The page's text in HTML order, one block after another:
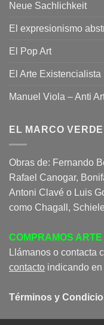
Neue Sachlichkeit
El expresionismo
El Pop Art
El Arte Existencialista
Manuel Viola – Anti
EL MARCO VERDE
Obras de: Fernando
Rafael Canogar,
Antoni Clavé o Luis
como Chagall,
COMPRAMOS ARTE
Llámanos o contacta
contacto indicando en
Términos y